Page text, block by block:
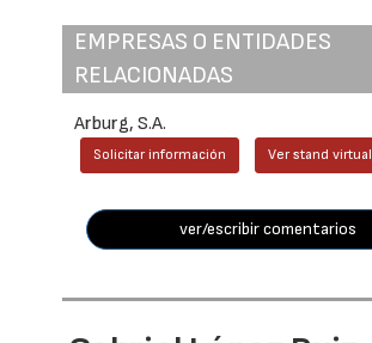
EMPRESAS O ENTIDADES
RELACIONADAS
Arburg, S.A.
Solicitar información Ver stand virtual
ver/escribir comentarios